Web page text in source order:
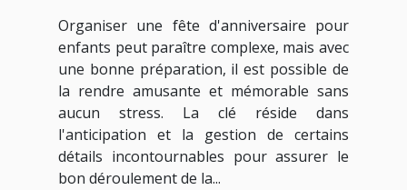
Organiser une fête d'anniversaire pour
enfants peut paraître complexe, mais avec
une bonne préparation, il est possible de
la rendre amusante et mémorable sans
aucun stress. La clé réside dans
l'anticipation et la gestion de certains
détails incontournables pour assurer le
bon déroulement de la...